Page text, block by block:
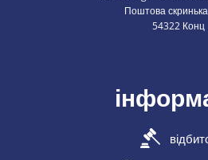
Поштова
54322 Конц